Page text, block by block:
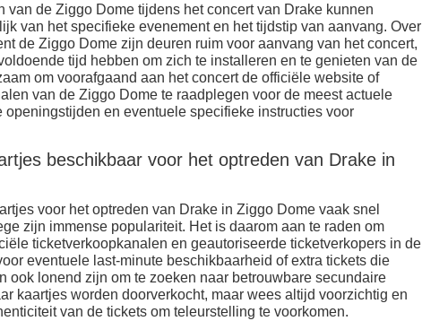
van de Ziggo Dome tijdens het concert van Drake kunnen
van het specifieke evenement en het tijdstip van aanvang. Over
de Ziggo Dome zijn deuren ruim voor aanvang van het concert,
tijd hebben om zich te installeren en te genieten van de
om voorafgaand aan het concert de officiële website of
van de Ziggo Dome te raadplegen voor de meest actuele
openingstijden en eventuele specifieke instructies voor
beschikbaar voor het optreden van Drake in
voor het optreden van Drake in Ziggo Dome vaak snel
zijn immense populariteit. Het is daarom aan te raden om
ticketverkoopkanalen en geautoriseerde ticketverkopers in de
eventuele last-minute beschikbaarheid of extra tickets die
ook lonend zijn om te zoeken naar betrouwbare secundaire
kaartjes worden doorverkocht, maar wees altijd voorzichtig en
van de tickets om teleurstelling te voorkomen.